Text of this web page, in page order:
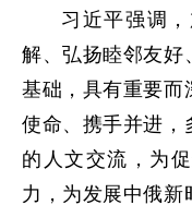
习近平强调
解、弘扬睦邻友好
基础，具有重要而
使命、携手并进，
的人文交流，为
力，为发展中俄新